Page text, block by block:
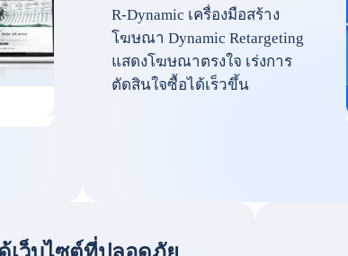
R-Dynamic เครื่องมือสร้าง
โฆษณา Dynamic Retargeting
แสดงโฆษณาตรงใจ เร่งการ
ตัดสินใจซื้อได้เร็วขึ้น